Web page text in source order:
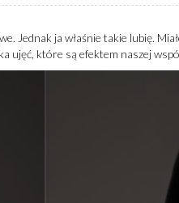
ja właśnie takie lubię.
ujęć, które są efektem naszej